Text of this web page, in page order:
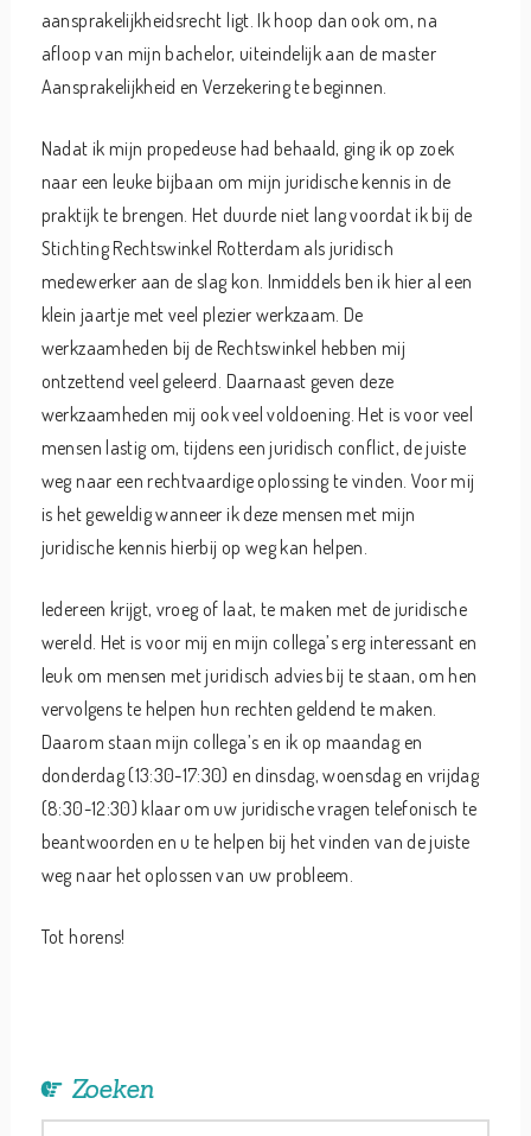
aansprakelijkheidsrecht ligt. Ik hoop dan ook om, na
afloop van mijn bachelor, uiteindelijk aan de master
Aansprakelijkheid en Verzekering te beginnen.
Nadat ik mijn propedeuse had behaald, ging ik op zoek
naar een leuke bijbaan om mijn juridische kennis in de
praktijk te brengen. Het duurde niet lang voordat ik bij de
Stichting Rechtswinkel Rotterdam als juridisch
medewerker aan de slag kon. Inmiddels ben ik hier al een
klein jaartje met veel plezier werkzaam. De
werkzaamheden bij de Rechtswinkel hebben mij
ontzettend veel geleerd. Daarnaast geven deze
werkzaamheden mij ook veel voldoening. Het is voor veel
mensen lastig om, tijdens een juridisch conflict, de juiste
weg naar een rechtvaardige oplossing te vinden. Voor mij
is het geweldig wanneer ik deze mensen met mijn
juridische kennis hierbij op weg kan helpen.
Iedereen krijgt, vroeg of laat, te maken met de juridische
wereld. Het is voor mij en mijn collega’s erg interessant en
leuk om mensen met juridisch advies bij te staan, om hen
vervolgens te helpen hun rechten geldend te maken.
Daarom staan mijn collega’s en ik op maandag en
donderdag (13:30-17:30) en dinsdag, woensdag en vrijdag
(8:30-12:30) klaar om uw juridische vragen telefonisch te
beantwoorden en u te helpen bij het vinden van de juiste
weg naar het oplossen van uw probleem.
Tot horens!
Zoeken